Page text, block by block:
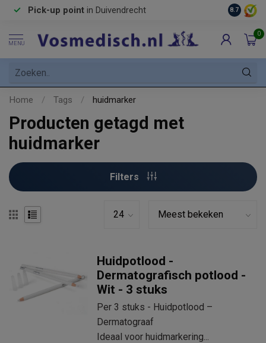
Pick-up point in Duivendrecht 8.7
MENU
0
Home / Tags / huidmarker
Producten getagd met
huidmarker
Filters
Huidpotlood -
Dermatografisch potlood -
Wit - 3 stuks
Per 3 stuks - Huidpotlood –
Dermatograaf
Ideaal voor huidmarkering...